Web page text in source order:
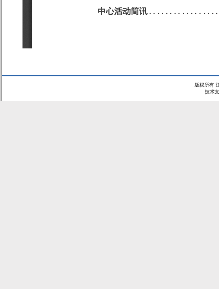
版权所有
技术